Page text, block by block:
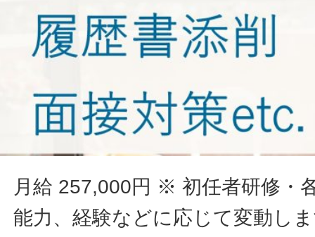
月給 257,000円 ※ 初任者研修・
能力、経験などに応じて変動し